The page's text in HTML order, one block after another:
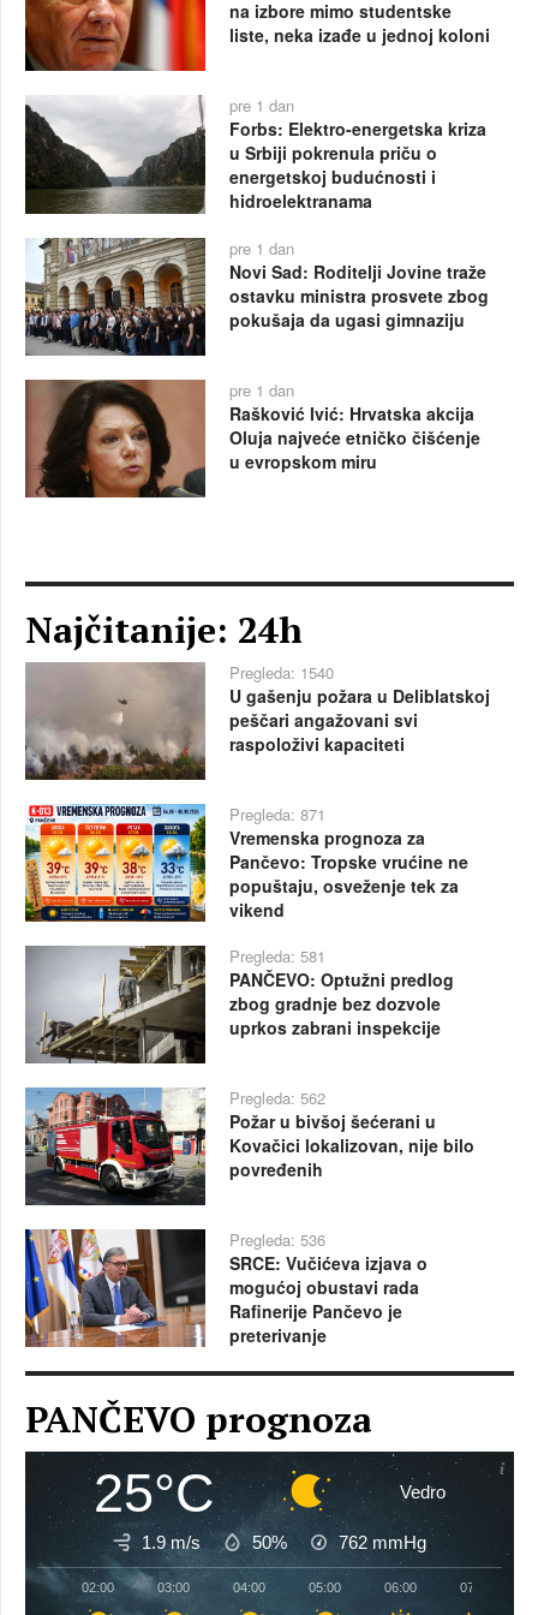
na izbore mimo studentske
liste, neka izađe u jednoj koloni
pre 1 dan
Forbs: Elektro-energetska kriza
u Srbiji pokrenula priču o
energetskoj budućnosti i
hidroelektranama
pre 1 dan
Novi Sad: Roditelji Jovine traže
ostavku ministra prosvete zbog
pokušaja da ugasi gimnaziju
pre 1 dan
Rašković Ivić: Hrvatska akcija
Oluja najveće etničko čišćenje
u evropskom miru
Najčitanije: 24h
Pregleda: 1540
U gašenju požara u Deliblatskoj
peščari angažovani svi
raspoloživi kapaciteti
Pregleda: 871
Vremenska prognoza za
Pančevo: Tropske vrućine ne
popuštaju, osveženje tek za
vikend
Pregleda: 581
PANČEVO: Optužni predlog
zbog gradnje bez dozvole
uprkos zabrani inspekcije
Pregleda: 562
Požar u bivšoj šećerani u
Kovačici lokalizovan, nije bilo
povređenih
Pregleda: 536
SRCE: Vučićeva izjava o
mogućoj obustavi rada
Rafinerije Pančevo je
preterivanje
PANČEVO prognoza
25°C Vedro
1.9 m/s 50% 762 mmHg
02:00 03:00 04:00 05:00 06:00 07:00